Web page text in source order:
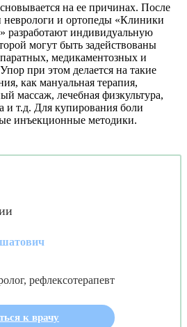
на ее причинах. После
неврологи и ортопеды «Клиники
разработают индивидуальную
могут быть задействованы
медикаментозных и
при этом делается на такие
как мануальная терапия,
массаж, лечебная физкультура,
и т.д. Для купирования боли
инъекционные методики.
рефлексотерапевт
к врачу